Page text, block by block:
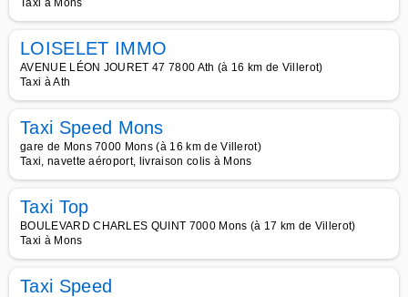
Taxi à Mons
LOISELET IMMO
AVENUE LÉON JOURET 47 7800 Ath (à 16 km de Villerot)
Taxi à Ath
Taxi Speed Mons
gare de Mons 7000 Mons (à 16 km de Villerot)
Taxi, navette aéroport, livraison colis à Mons
Taxi Top
BOULEVARD CHARLES QUINT 7000 Mons (à 17 km de Villerot)
Taxi à Mons
Taxi Speed